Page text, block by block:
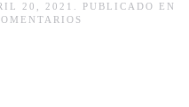
20, 2021
. PUBLICADO EN